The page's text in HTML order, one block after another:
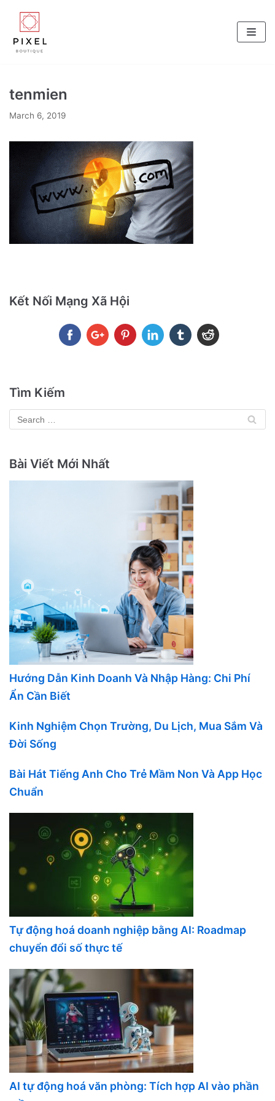
Skip
to
content
tenmien
March 6, 2019
Kết Nối Mạng Xã Hội
Tìm Kiếm
Bài Viết Mới Nhất
Hướng Dẫn Kinh Doanh Và Nhập Hàng: Chi Phí
Ẩn Cần Biết
Kinh Nghiệm Chọn Trường, Du Lịch, Mua Sắm Và
Đời Sống
Bài Hát Tiếng Anh Cho Trẻ Mầm Non Và App Học
Chuẩn
Tự động hoá doanh nghiệp bằng AI: Roadmap
chuyển đổi số thực tế
AI tự động hoá văn phòng: Tích hợp AI vào phần